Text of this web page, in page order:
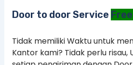
Door to door Service
Tidak memiliki Waktu untuk
Kantor kami? Tidak perlu risau,